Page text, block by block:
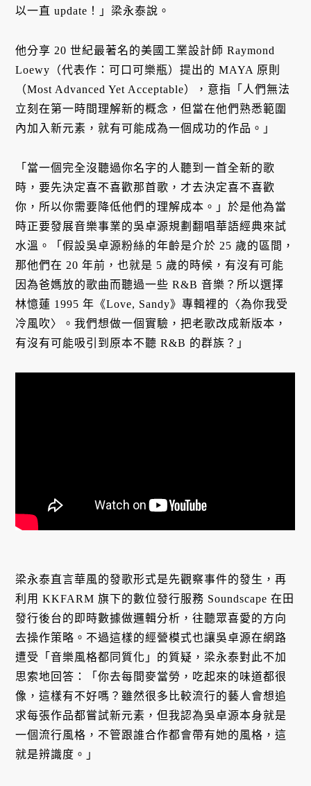
以一直 update！」梁永泰說。
他分享 20 世紀最著名的美國工業設計師 Raymond
Loewy（代表作：可口可樂瓶）提出的 MAYA 原則
（Most Advanced Yet Acceptable），意指「人們無法
立刻在第一時間理解新的概念，但當在他們熟悉範圍
內加入新元素，就有可能成為一個成功的作品。」
「當一個完全沒聽過你名字的人聽到一首全新的歌
時，要先決定喜不喜歡那首歌，才去決定喜不喜歡
你，所以你需要降低他們的理解成本。」於是他為當
時正要發展音樂事業的吳卓源規劃翻唱華語經典來試
水溫。「假設吳卓源粉絲的年齡是介於 25 歲的區間，
那他們在 20 年前，也就是 5 歲的時候，有沒有可能
因為爸媽放的歌曲而聽過一些 R&B 音樂？所以選擇
林憶蓮 1995 年《Love, Sandy》專輯裡的〈為你我受
冷風吹〉。我們想做一個實驗，把老歌改成新版本，
有沒有可能吸引到原本不聽 R&B 的群族？」
梁永泰直言華風的發歌形式是先觀察事件的發生，再
利用 KKFARM 旗下的數位發行服務 Soundscape 在田
發行後台的即時數據做邏輯分析，往聽眾喜愛的方向
去操作策略。不過這樣的經營模式也讓吳卓源在網路
遭受「音樂風格都同質化」的質疑，梁永泰對此不加
思索地回答：「你去每間麥當勞，吃起來的味道都很
像，這樣有不好嗎？雖然很多比較流行的藝人會想追
求每張作品都嘗試新元素，但我認為吳卓源本身就是
一個流行風格，不管跟誰合作都會帶有她的風格，這
就是辨識度。」